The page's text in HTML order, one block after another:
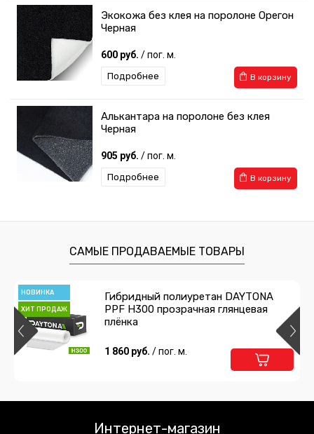
Экокожа без клея на поролоне Орегон
Черная
600 руб. / пог. м.
В корзину
Подробнее
Алькантара на поролоне без клея
Черная
905 руб. / пог. м.
В корзину
Подробнее
САМЫЕ ПРОДАВАЕМЫЕ ТОВАРЫ
НОВИНКА
ХИТ ПРОДАЖ
Гибридный полиуретан DAYTONA
PPF H300 прозрачная глянцевая
плёнка
1 860 руб. / пог. м.
Интернет-магазин